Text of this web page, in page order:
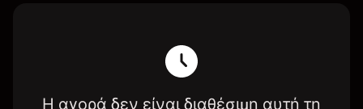
Η αγορά δεν είναι διαθέσιμη αυτή τη